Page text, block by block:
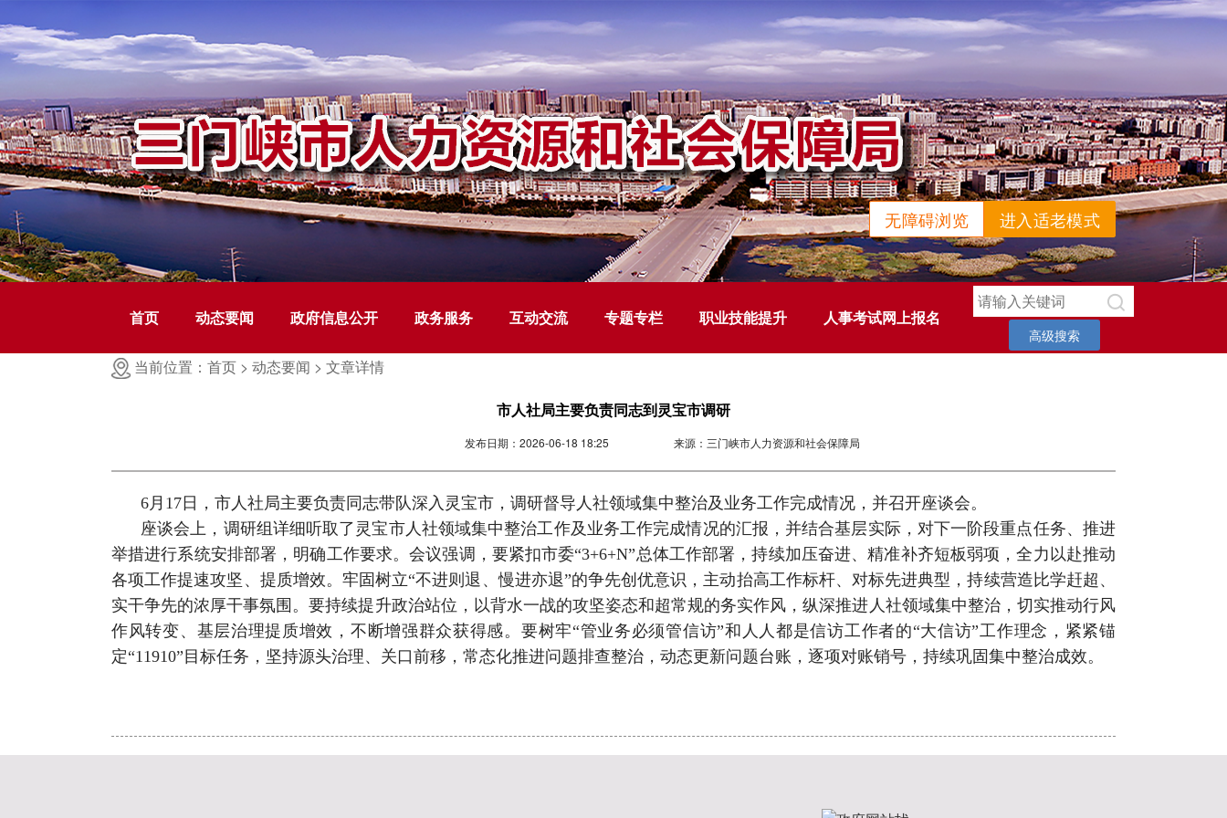
无障碍浏览 进入适老模式
首页 动态要闻 政府信息公开 政务服务 互动交流 专题专栏 职业技能提升 人事考试网上报名
高级搜索
当前位置：首页 > 动态要闻 > 文章详情
市人社局主要负责同志到灵宝市调研
发布日期： 2026-06-18 18:25 来源： 三门峡市人力资源和社会保障局
6月17日，市人社局主要负责同志带队深入灵宝市，调研督导人社领域集中整治及业务工作完成情况，并召开座谈会。
座谈会上，调研组详细听取了灵宝市人社领域集中整治工作及业务工作完成情况的汇报，并结合基层实际，对下一阶段重点任务、推进
举措进行系统安排部署，明确工作要求。会议强调，要紧扣市委“3+6+N”总体工作部署，持续加压奋进、精准补齐短板弱项，全力以赴推动
各项工作提速攻坚、提质增效。牢固树立“不进则退、慢进亦退”的争先创优意识，主动抬高工作标杆、对标先进典型，持续营造比学赶超、
实干争先的浓厚干事氛围。要持续提升政治站位，以背水一战的攻坚姿态和超常规的务实作风，纵深推进人社领域集中整治，切实推动行风
作风转变、基层治理提质增效，不断增强群众获得感。要树牢“管业务必须管信访”和人人都是信访工作者的“大信访”工作理念，紧紧锚
定“11910”目标任务，坚持源头治理、关口前移，常态化推进问题排查整治，动态更新问题台账，逐项对账销号，持续巩固集中整治成效。